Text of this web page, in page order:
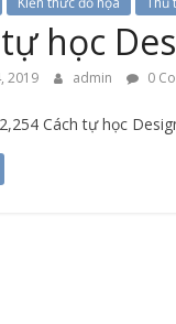
tự học
2019 admin 0
Cách tự học